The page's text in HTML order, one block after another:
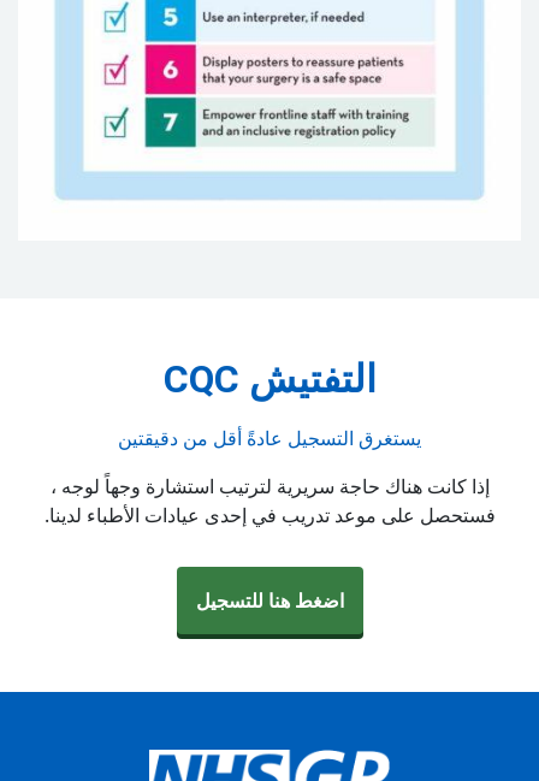
التفتيش CQC
يستغرق التسجيل عادةً أقل من دقيقتين
إذا كانت هناك حاجة سريرية لترتيب استشارة وجهاً لوجه ،
فستحصل على موعد تدريب في إحدى عيادات الأطباء لدينا.
اضغط هنا للتسجيل